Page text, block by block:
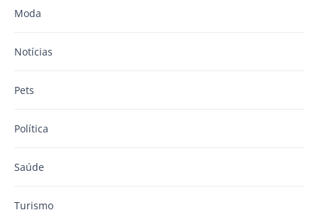
Moda
Notícias
Pets
Política
Saúde
Turismo